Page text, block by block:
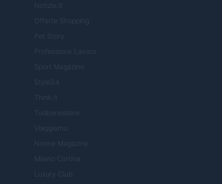
Notizie.it
Offerte Shopping
Pet Story
Professione Lavoro
Sport Magazine
Style24
Think.it
Tuobenessere
Viaggiamo
Nonne Magazine
Milano Cortina
Luxury Club